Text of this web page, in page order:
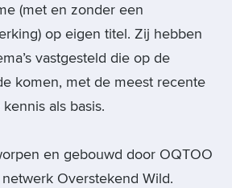
(met en zonder een
op eigen titel. Zij hebben
vastgesteld die op de
komen, met de meest recente
als basis.
en gebouwd door OQTOO
Overstekend Wild.